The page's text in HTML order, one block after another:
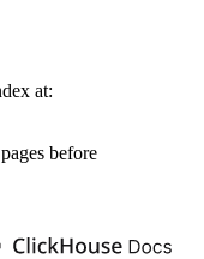
at:
before